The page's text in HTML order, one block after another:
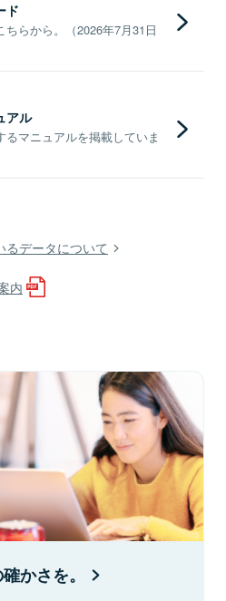
ド
らから。（2026年7月31日
アル
マニュアルを掲載していま
データについて
内
かさを。